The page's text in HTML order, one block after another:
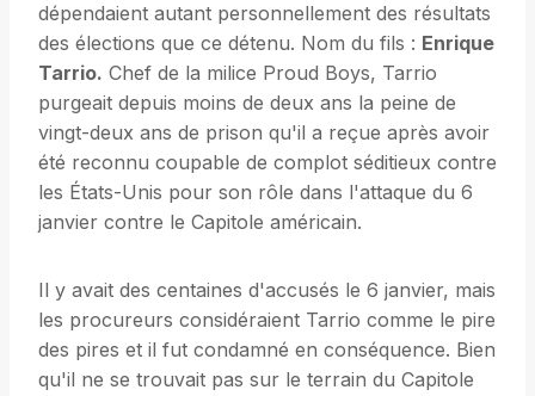
dépendaient autant personnellement des résultats
des élections que ce détenu. Nom du fils : Enrique
Tarrio. Chef de la milice Proud Boys, Tarrio
purgeait depuis moins de deux ans la peine de
vingt-deux ans de prison qu'il a reçue après avoir
été reconnu coupable de complot séditieux contre
les États-Unis pour son rôle dans l'attaque du 6
janvier contre le Capitole américain.
Il y avait des centaines d'accusés le 6 janvier, mais
les procureurs considéraient Tarrio comme le pire
des pires et il fut condamné en conséquence. Bien
qu'il ne se trouvait pas sur le terrain du Capitole